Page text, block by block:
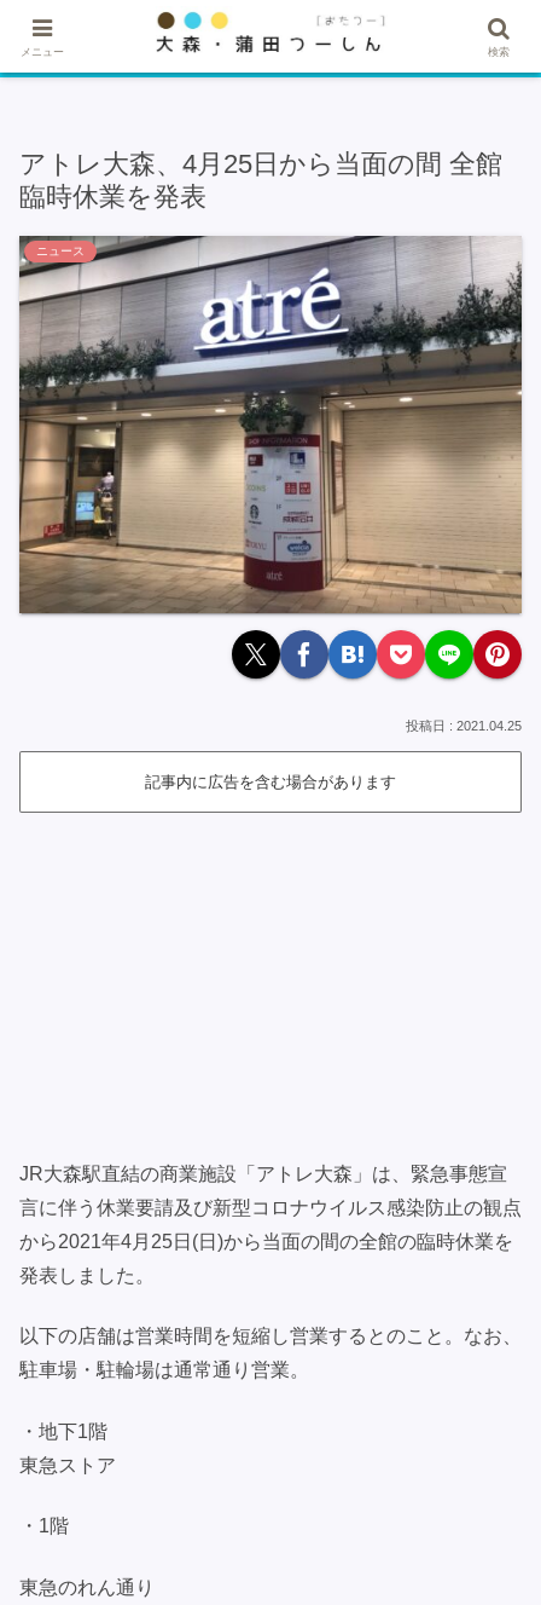
★記事・広告掲載希望はこちら★
アトレ大森、4月25日から当面の間 全館
臨時休業を発表
ニュース
2021.04.25
記事内に広告を含む場合があります
JR大森駅直結の商業施設「アトレ大森」は、緊急事態宣
言に伴う休業要請及び新型コロナウイルス感染防止の観点
から2021年4月25日(日)から当面の間の全館の臨時休業を
発表しました。
以下の店舗は営業時間を短縮し営業するとのこと。なお、
駐車場・駐輪場は通常通り営業。
・地下1階
東急ストア
・1階
東急のれん通り
メニュー 検索